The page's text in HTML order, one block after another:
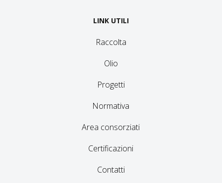
LINK UTILI
Raccolta
Olio
Progetti
Normativa
Area consorziati
Certificazioni
Contatti